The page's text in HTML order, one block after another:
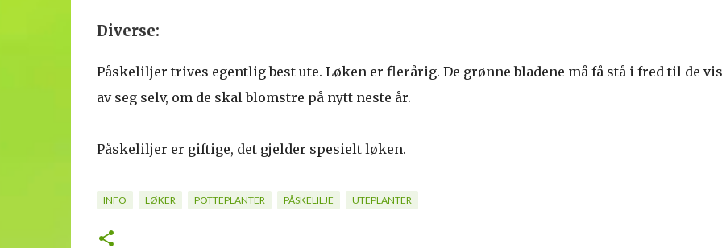
Diverse:
Påskeliljer trives egentlig best ute. Løken er flerårig. De grønne bladene må få stå i fred til de
av seg selv, om de skal blomstre på nytt neste år.
Påskeliljer er giftige, det gjelder spesielt løken.
INFO LØKER POTTEPLANTER PÅSKELILJE UTEPLANTER